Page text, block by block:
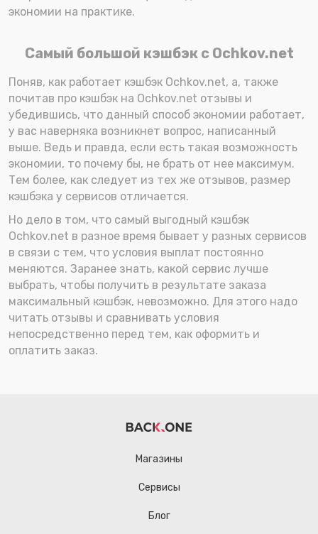
экономии на практике.
Самый большой кэшбэк с Ochkov.net
Поняв, как работает кэшбэк Ochkov.net, а, также
почитав про кэшбэк на Ochkov.net отзывы и
убедившись, что данный способ экономии работает,
у вас наверняка возникнет вопрос, написанный
выше. Ведь и правда, если есть такая возможность
экономии, то почему бы, не брать от нее максимум.
Тем более, как следует из тех же отзывов, размер
кэшбэка у сервисов отличается.
Но дело в том, что самый выгодный кэшбэк
Ochkov.net в разное время бывает у разных сервисов
в связи с тем, что условия выплат постоянно
меняются. Заранее знать, какой сервис лучше
выбрать, чтобы получить в результате заказа
максимальный кэшбэк, невозможно. Для этого надо
читать отзывы и сравнивать условия
непосредственно перед тем, как оформить и
оплатить заказ.
Магазины
Сервисы
Блог